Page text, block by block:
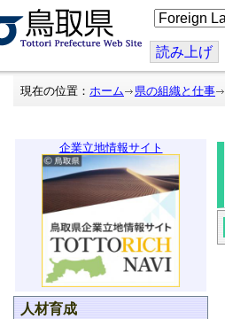
こ
の
ジ
を
翻
読み上げ
現在の位置： ホーム 県の組織と仕事
企業立地情報サイト
人材育成